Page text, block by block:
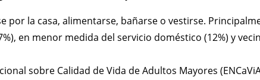
por la casa, alimentarse, bañarse o vestirse.
en menor medida del servicio doméstico (12%) y
sobre Calidad de Vida de Adultos Mayores